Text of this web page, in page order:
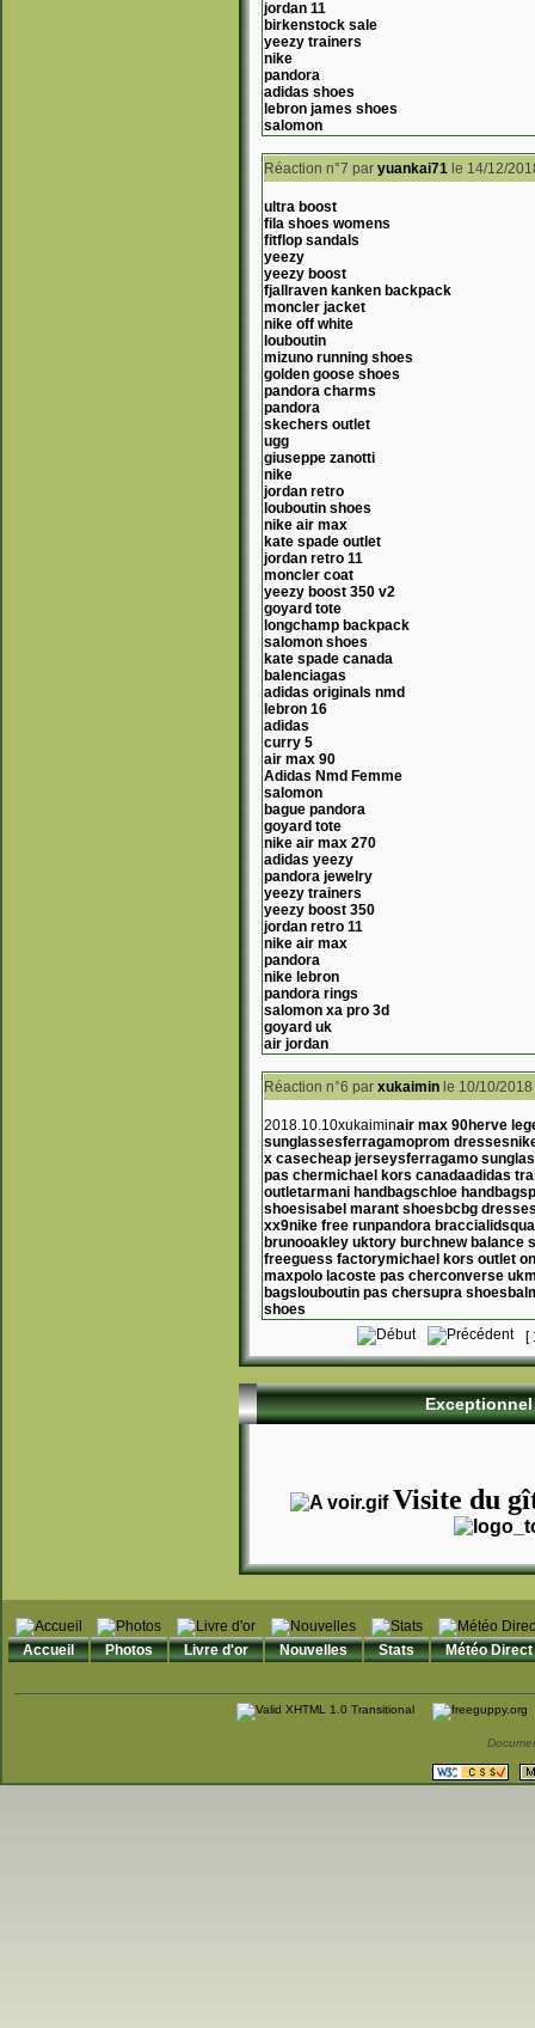
jordan 11
birkenstock sale
yeezy trainers
nike
pandora
adidas shoes
lebron james shoes
salomon
Réaction n°7 par yuankai71 le 14/12/
ultra boost
fila shoes womens
fitflop sandals
yeezy
yeezy boost
fjallraven kanken backpack
moncler jacket
nike off white
louboutin
mizuno running shoes
golden goose shoes
pandora charms
pandora
skechers outlet
ugg
giuseppe zanotti
nike
jordan retro
louboutin shoes
nike air max
kate spade outlet
jordan retro 11
moncler coat
yeezy boost 350 v2
goyard tote
longchamp backpack
salomon shoes
kate spade canada
balenciagas
adidas originals nmd
lebron 16
adidas
curry 5
air max 90
Adidas Nmd Femme
salomon
bague pandora
goyard tote
nike air max 270
adidas yeezy
pandora jewelry
yeezy trainers
yeezy boost 350
jordan retro 11
nike air max
pandora
nike lebron
pandora rings
salomon xa pro 3d
goyard uk
air jordan
Réaction n°6 par xukaimin le 10/10/
2018.10.10xukaiminair max 90herve
sunglassesferragamoprom dresses
x casecheap jerseysferragamo
pas chermichael kors canadaadidas
outletarmani handbagschloe handbags
shoesisabel marant shoes bcbg
xx9nike free runpandora bracciali
brunooakley uktory burchnew balance
freeguess factorymichael kors outlet
maxpolo lacoste pas cherconverse uk
bags louboutin pas chersupra shoes
shoes
[
Visite du
Accueil Photos Livre d'or Nouvelles Stats Météo Direct